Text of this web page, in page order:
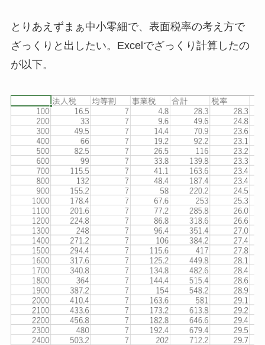
とりあえずまぁ中小零細で、表面税率の考え方で
ざっくりと出したい。Excelでざっくり計算したの
が以下。